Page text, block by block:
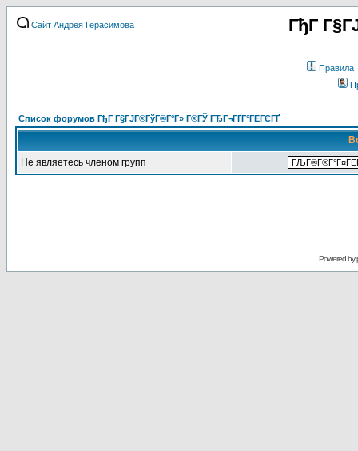
Сайт Андрея Герасимова ГђГ
Правила
Список форумов ГђГ Г§ГЈГ®ГўГ®Г°Г» Г®ГЎ ГЂГ¬ГҐГ°ГЁГЄГҐ
Не являетесь членом групп
Powered by